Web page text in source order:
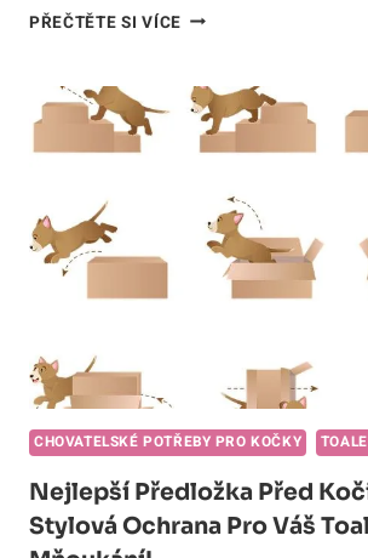
PŘEČTĚTE SI VÍCENEJLEPŠÍ
HOP
IN:
SNADNÝ
KAŽDODENNÍ
KRÁLOVSKÉ
POUŽÍVÁNÍ!
CHOVATELSKÉ POTŘEBY PRO KOČKY
Nejlepší Předložka Před
Stylová Ochrana Pro Váš